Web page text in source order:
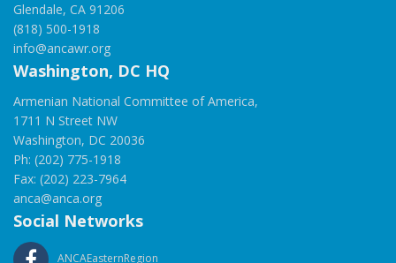
Glendale, CA 91206
(818) 500-1918
info@ancawr.org
Washington, DC HQ
Armenian National Committee of America,
1711 N Street NW
Washington, DC 20036
Ph: (202) 775-1918
Fax: (202) 223-7964
anca@anca.org
Social Networks
ANCAEasternRegion